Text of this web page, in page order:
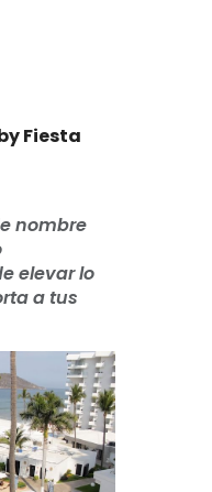
Fiesta
nombre
elevar lo
a tus